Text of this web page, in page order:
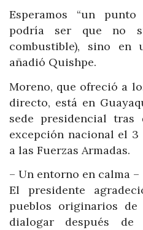
Esperamos “un
podría ser que no
combustible), sino en
añadió Quishpe.
Moreno, que ofreció a
directo, está en
sede presidencial
excepción nacional el
a las Fuerzas Armadas.
– Un entorno en calma –
El presidente
pueblos originarios de
dialogar después de